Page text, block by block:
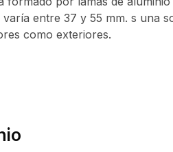
entre 37 y 55 mm. s una
como exteriores.